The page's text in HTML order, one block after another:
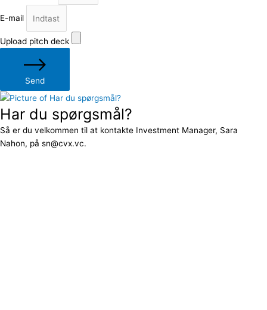
E-mail
Upload pitch deck
Send
Har du spørgsmål?
Så er du velkommen til at kontakte Investment Manager, Sara
Nahon, på sn@cvx.vc.